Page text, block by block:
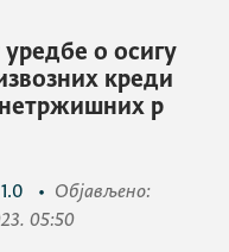
и свим
да се
дају свој
уредбе о
о осигу
креди
р
1.0 • Објављено:
05:50